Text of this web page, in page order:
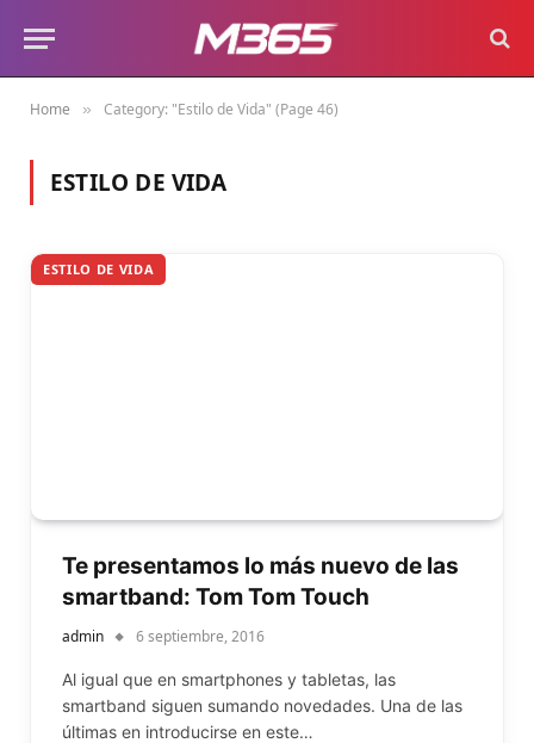
Home » Category: "Estilo de Vida" (Page 46)
ESTILO DE VIDA
ESTILO DE VIDA
Te presentamos lo más nuevo de las
smartband: Tom Tom Touch
admin 6 septiembre, 2016
Al igual que en smartphones y tabletas, las
smartband siguen sumando novedades. Una de las
últimas en introducirse en este…